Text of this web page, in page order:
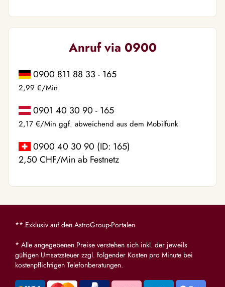
Anruf via 0900
0900 811 88 33 - 165
2,99 €/Min
0901 40 30 90 - 165
2,17 €/Min ggf. abweichend aus dem Mobilfunk
0900 40 30 90 (ID: 165)
2,50 CHF/Min ab Festnetz
** Exklusiv auf den AstroGroup-Portalen
* Alle angegebenen Preise verstehen sich inkl. der jeweils
gültigen Umsatzsteuer zzgl. folgender Kosten pro Minute bei
kostenpflichtigen Telefonberatungen.